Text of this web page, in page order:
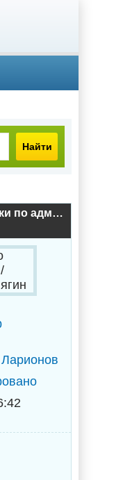
Найти
Аудиокнига Прапорщики по адмиралтейству / Владимир Поселягин